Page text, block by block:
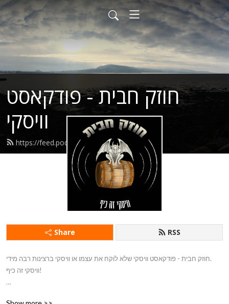
חוזק חבית - פודקאסט
וויסקי
https://feed.podbean.com/theomef/feed.xml
Share RSS
חוזק חבית - פודקאסט וויסקי שלא לוקח את עצמו או וויסקי ברצינות רבה מידי.
וויסקי זה כיף!